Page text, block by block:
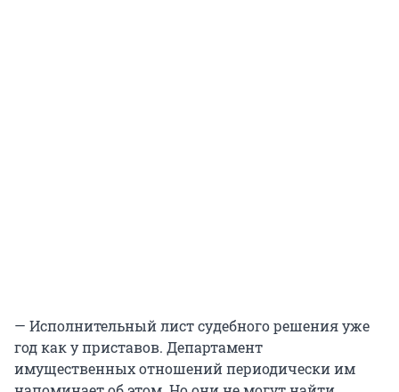
— Исполнительный лист судебного решения уже
год как у приставов. Департамент
имущественных отношений периодически им